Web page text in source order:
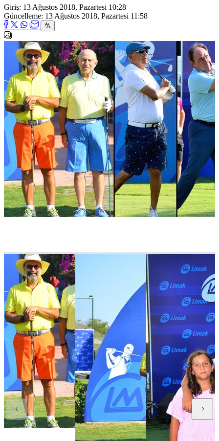
Giriş: 13 Ağustos 2018, Pazartesi 10:28
Güncelleme: 13 Ağustos 2018, Pazartesi 11:58